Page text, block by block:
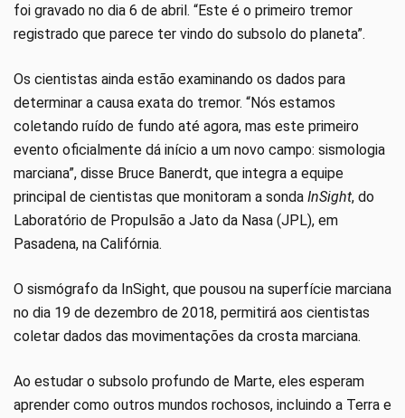
foi gravado no dia 6 de abril. “Este é o primeiro tremor
registrado que parece ter vindo do subsolo do planeta”.
Os cientistas ainda estão examinando os dados para
determinar a causa exata do tremor. “Nós estamos
coletando ruído de fundo até agora, mas este primeiro
evento oficialmente dá início a um novo campo: sismologia
marciana”, disse Bruce Banerdt, que integra a equipe
principal de cientistas que monitoram a sonda InSight, do
Laboratório de Propulsão a Jato da Nasa (JPL), em
Pasadena, na Califórnia.
O sismógrafo da InSight, que pousou na superfície marciana
no dia 19 de dezembro de 2018, permitirá aos cientistas
coletar dados das movimentações da crosta marciana.
Ao estudar o subsolo profundo de Marte, eles esperam
aprender como outros mundos rochosos, incluindo a Terra e